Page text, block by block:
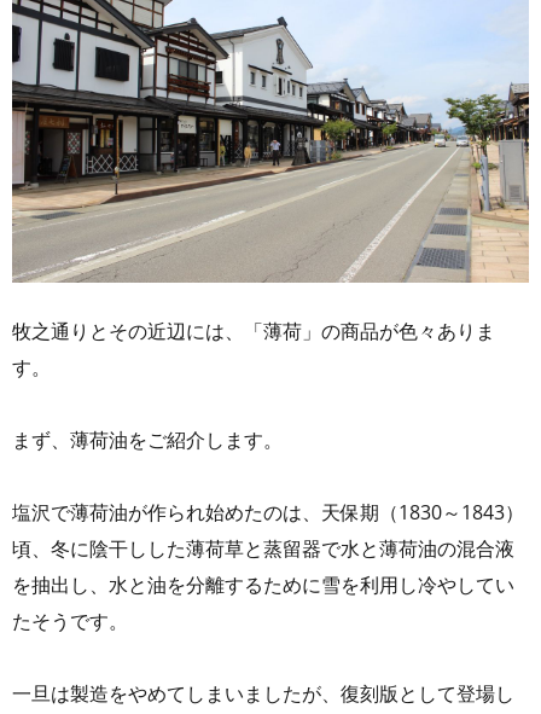
牧之通りとその近辺には、「薄荷」の商品が色々ありま
す。
まず、薄荷油をご紹介します。
塩沢で薄荷油が作られ始めたのは、天保期（1830～1843）
頃、冬に陰干しした薄荷草と蒸留器で水と薄荷油の混合液
を抽出し、水と油を分離するために雪を利用し冷やしてい
たそうです。
一旦は製造をやめてしまいましたが、復刻版として登場し